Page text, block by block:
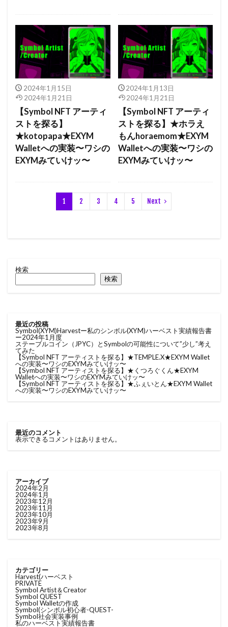
2024年1月15日
2024年1月21日
【Symbol NFT アーティ
ストを探る】
★kotopapa★EXYM
Walletへの実装〜ワシの
EXYMみていけッ〜
2024年1月13日
2024年1月21日
【Symbol NFT アーティ
ストを探る】★ホラえ
もんhoraemom★EXYM
Walletへの実装〜ワシの
EXYMみていけッ〜
1 2 3 4 5 Next
検索
検索
最近の投稿
Symbol(XYM)Harvestー私のシンボル(XYM)ハーベスト実績報告書
ー2024年1月度
ステーブルコイン（JPYC）とSymbolの可能性について”少し”考え
てみた
【Symbol NFT アーティストを探る】★TEMPLE.X★EXYM Wallet
への実装〜ワシのEXYMみていけッ〜
【Symbol NFT アーティストを探る】★くつろぐくん★EXYM
Walletへの実装〜ワシのEXYMみていけッ〜
【Symbol NFT アーティストを探る】★ふぇいとん★EXYM Wallet
への実装〜ワシのEXYMみていけッ〜
最近のコメント
表示できるコメントはありません。
アーカイブ
2024年2月
2024年1月
2023年12月
2023年11月
2023年10月
2023年9月
2023年8月
カテゴリー
Harvest(ハーベスト
PRIVATE
Symbol Artist＆Creator
Symbol QUEST
Symbol Walletの作成
Symbol(シンボル初心者-QUEST-
Symbol社会実装事例
私のハーベスト実績報告書